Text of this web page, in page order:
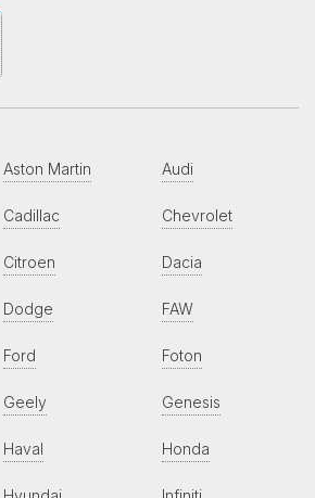
Aston Martin Audi
Cadillac Chevrolet
Citroen Dacia
Dodge FAW
Ford Foton
Geely Genesis
Haval Honda